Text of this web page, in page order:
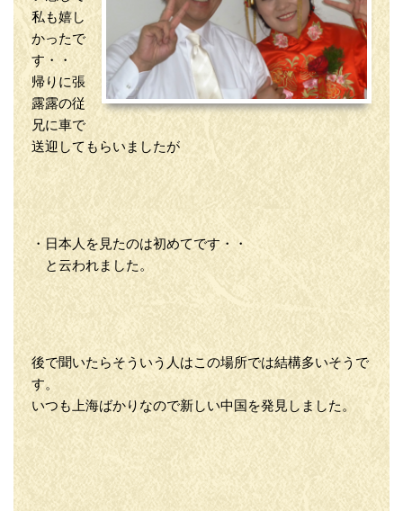
私も嬉し
かったで
す・・
帰りに張
露露の従
兄に車で
送迎してもらいましたが
・日本人を見たのは初めてです・・
と云われました。
後で聞いたらそういう人はこの場所では結構多いそうで
す。
いつも上海ばかりなので新しい中国を発見しました。